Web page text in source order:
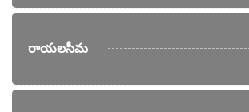
రాయలసీమ